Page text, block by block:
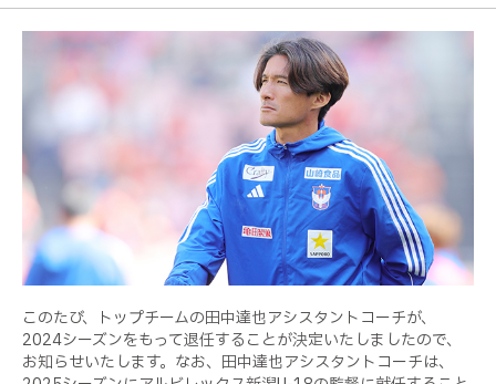
このたび、トップチームの田中達也アシスタントコーチが、
2024シーズンをもって退任することが決定いたしましたので、
お知らせいたします。なお、田中達也アシスタントコーチは、